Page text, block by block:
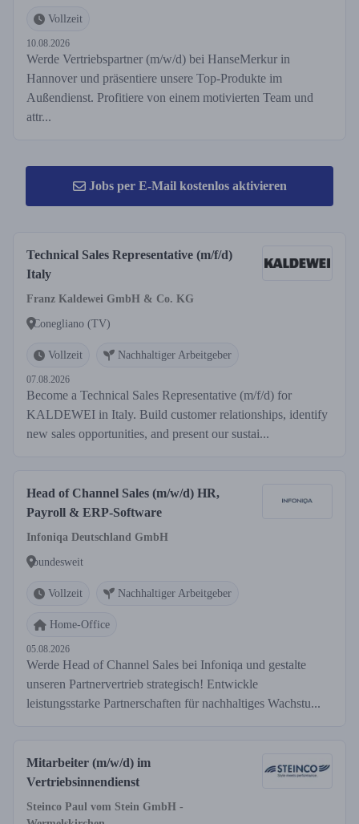
Vollzeit
10.08.2026
Werde Vertriebspartner (m/w/d) bei HanseMerkur in
Hannover und präsentiere unsere Top-Produkte im
Außendienst. Profitiere von einem motivierten Team und
attr...
Jobs per E-Mail kostenlos aktivieren
Technical Sales Representative (m/f/d)
Italy
Franz Kaldewei GmbH & Co. KG
Conegliano (TV)
Vollzeit Nachhaltiger Arbeitgeber
07.08.2026
Become a Technical Sales Representative (m/f/d) for
KALDEWEI in Italy. Build customer relationships, identify
new sales opportunities, and present our sustai...
Head of Channel Sales (m/w/d) HR,
Payroll & ERP-Software
Infoniqa Deutschland GmbH
bundesweit
Vollzeit Nachhaltiger Arbeitgeber
Home-Office
05.08.2026
Werde Head of Channel Sales bei Infoniqa und gestalte
unseren Partnervertrieb strategisch! Entwickle
leistungsstarke Partnerschaften für nachhaltiges Wachstu...
Mitarbeiter (m/w/d) im
Vertriebsinnendienst
Steinco Paul vom Stein GmbH -